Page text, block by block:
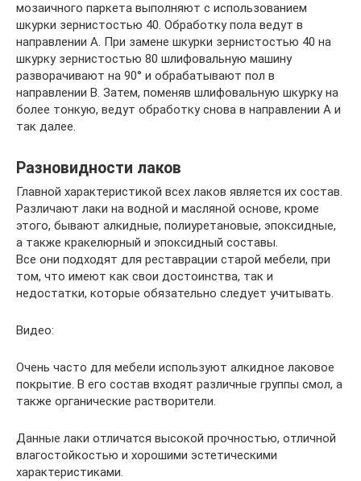
мозаичного паркета выполняют с использованием
шкурки зернистостью 40. Обработку пола ведут в
направлении А. При замене шкурки зернистостью 40 на
шкурку зернистостью 80 шлифовальную машину
разворачивают на 90° и обрабатывают пол в
направлении В. Затем, поменяв шлифовальную шкурку на
более тонкую, ведут обработку снова в направлении А и
так далее.
Разновидности лаков
Главной характеристикой всех лаков является их состав.
Различают лаки на водной и масляной основе, кроме
этого, бывают алкидные, полиуретановые, эпоксидные,
а также кракелюрный и эпоксидный составы.
Все они подходят для реставрации старой мебели, при
том, что имеют как свои достоинства, так и
недостатки, которые обязательно следует учитывать.
Видео:
Очень часто для мебели используют алкидное лаковое
покрытие. В его состав входят различные группы смол, а
также органические растворители.
Данные лаки отличатся высокой прочностью, отличной
влагостойкостью и хорошими эстетическими
характеристиками.